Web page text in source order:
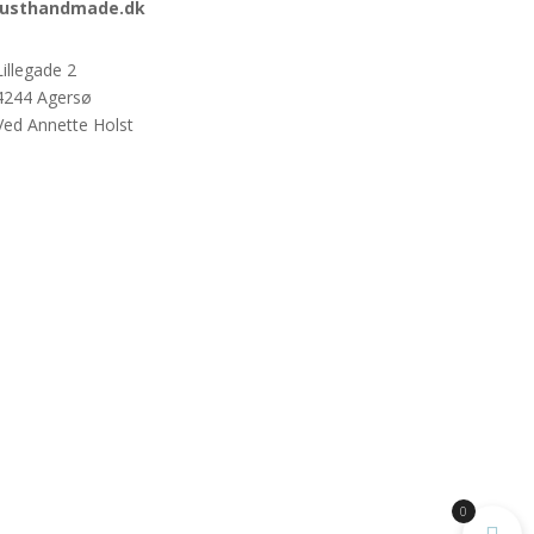
2
Agersø
Annette Holst
0